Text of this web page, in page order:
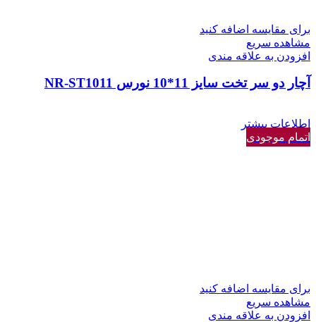
برای مقایسه اضافه کنید
مشاهده سریع
افزودن به علاقه مندی
آچار دو سر تخت سایز 11*10 نورس NR-ST1011
اطلاعات بیشتر
اتمام موجودی
برای مقایسه اضافه کنید
مشاهده سریع
افزودن به علاقه مندی